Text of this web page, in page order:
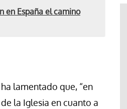
en España el camino
lamentado que, “en
la Iglesia en cuanto a